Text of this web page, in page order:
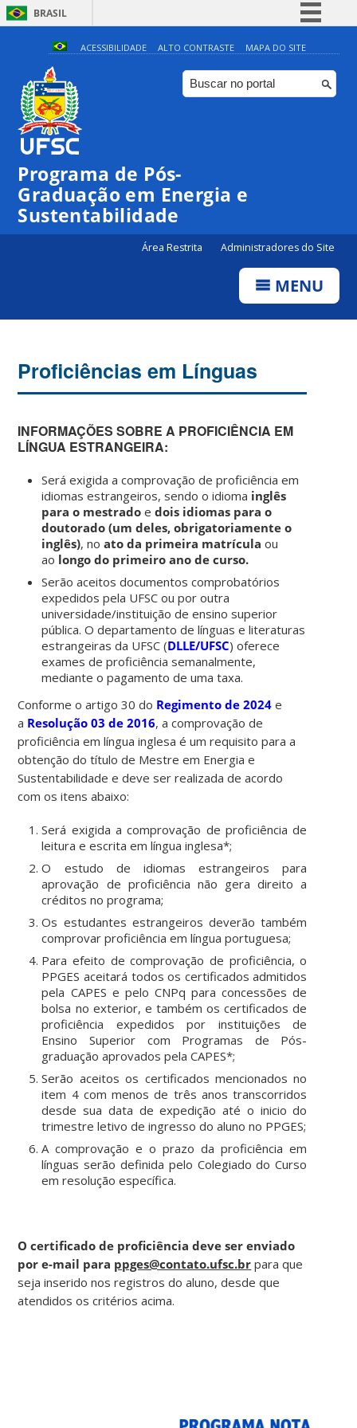
BRASIL
Simplifique!
Comunica BR
Participe
ACESSIBILIDADE ALTO CONTRASTE MAPA DO SITE
Programa de Pós-
Graduação em Energia e
Sustentabilidade
Área Restrita Administradores do Site
MENU
Proficiências em Línguas
INFORMAÇÕES SOBRE A PROFICIÊNCIA EM
LÍNGUA ESTRANGEIRA:
Será exigida a comprovação de proficiência em
idiomas estrangeiros, sendo o idioma inglês
para o mestrado edois idiomas para o
doutorado (um deles, obrigatoriamente o
inglês), noato da primeira matrícula ou
ao longo do primeiro ano de curso.
Serão aceitos documentos comprobatórios
expedidos pela UFSC ou por outra
universidade/instituição de ensino superior
pública. O departamento de línguas e literaturas
estrangeiras da UFSC (DLLE/UFSC) oferece
exames de proficiência semanalmente,
mediante o pagamento de uma taxa.
Conforme o artigo 30 do Regimento de 2024 e
a Resolução 03 de 2016, a comprovação de
proficiência em língua inglesa é um requisito para a
obtenção do título de Mestre em Energia e
Sustentabilidade e deve ser realizada de acordo
com os itens abaixo:
Será exigida a comprovação de proficiência de
leitura e escrita em língua inglesa*;
O estudo de idiomas estrangeiros para
aprovação de proficiência não gera direito a
créditos no programa;
Os estudantes estrangeiros deverão também
comprovar proficiência em língua portuguesa;
Para efeito de comprovação de proficiência, o
PPGES aceitará todos os certificados admitidos
pela CAPES e pelo CNPq para concessões de
bolsa no exterior, e também os certificados de
proficiência expedidos por instituições de
Ensino Superior com Programas de Pós-
graduação aprovados pela CAPES*;
Serão aceitos os certificados mencionados no
item 4 com menos de três anos transcorridos
desde sua data de expedição até o inicio do
trimestre letivo de ingresso do aluno no PPGES;
A comprovação e o prazo da proficiência em
línguas serão definida pelo Colegiado do Curso
em resolução específica.
O certificado de proficiência deve ser enviado
por e-mail para ppges@contato.ufsc.br para que
seja inserido nos registros do aluno, desde que
atendidos os critérios acima.